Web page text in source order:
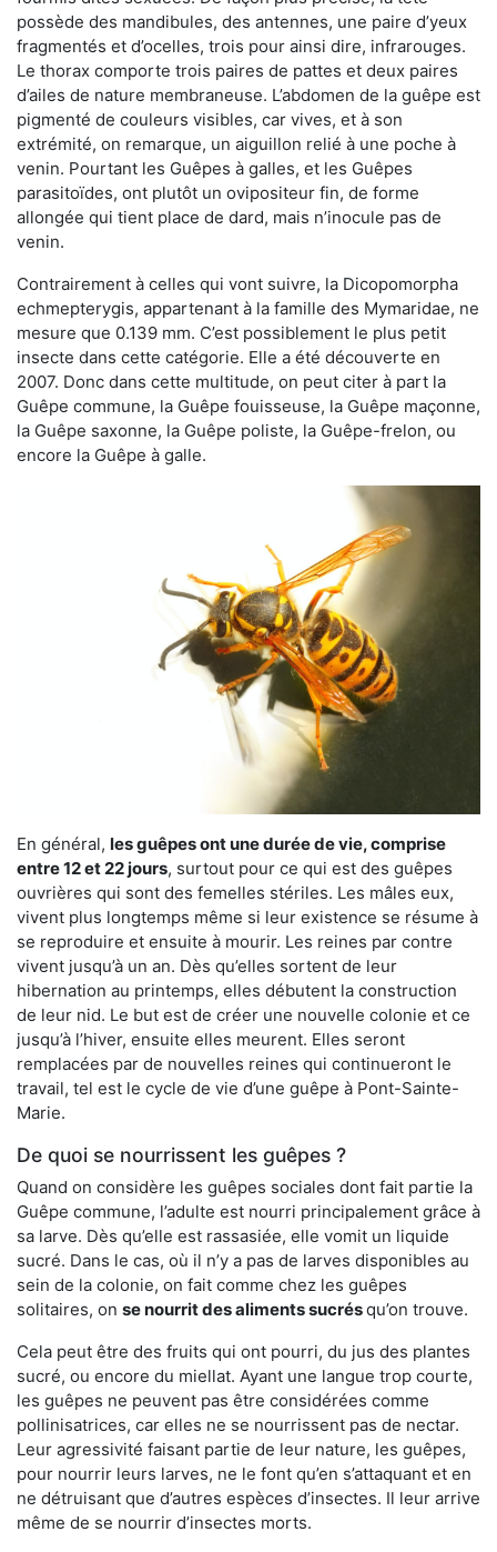
possède des mandibules, des antennes, une paire d’yeux
fragmentés et d’ocelles, trois pour ainsi dire, infrarouges.
Le thorax comporte trois paires de pattes et deux paires
d’ailes de nature membraneuse. L’abdomen de la guêpe est
pigmenté de couleurs visibles, car vives, et à son
extrémité, on remarque, un aiguillon relié à une poche à
venin. Pourtant les Guêpes à galles, et les Guêpes
parasitoïdes, ont plutôt un ovipositeur fin, de forme
allongée qui tient place de dard, mais n’inocule pas de
venin.
Contrairement à celles qui vont suivre, la Dicopomorpha
echmepterygis, appartenant à la famille des Mymaridae, ne
mesure que 0.139 mm. C’est possiblement le plus petit
insecte dans cette catégorie. Elle a été découverte en
2007. Donc dans cette multitude, on peut citer à part la
Guêpe commune, la Guêpe fouisseuse, la Guêpe maçonne,
la Guêpe saxonne, la Guêpe poliste, la Guêpe-frelon, ou
encore la Guêpe à galle.
En général, les guêpes ont une durée de vie, comprise
entre 12 et 22 jours, surtout pour ce qui est des guêpes
ouvrières qui sont des femelles stériles. Les mâles eux,
vivent plus longtemps même si leur existence se résume à
se reproduire et ensuite à mourir. Les reines par contre
vivent jusqu’à un an. Dès qu’elles sortent de leur
hibernation au printemps, elles débutent la construction
de leur nid. Le but est de créer une nouvelle colonie et ce
jusqu’à l’hiver, ensuite elles meurent. Elles seront
remplacées par de nouvelles reines qui continueront le
travail, tel est le cycle de vie d’une guêpe à Pont-Sainte-
Marie.
De quoi se nourrissent les guêpes ?
Quand on considère les guêpes sociales dont fait partie la
Guêpe commune, l’adulte est nourri principalement grâce à
sa larve. Dès qu’elle est rassasiée, elle vomit un liquide
sucré. Dans le cas, où il n’y a pas de larves disponibles au
sein de la colonie, on fait comme chez les guêpes
solitaires, on se nourrit des aliments sucrésqu’on trouve.
Cela peut être des fruits qui ont pourri, du jus des plantes
sucré, ou encore du miellat. Ayant une langue trop courte,
les guêpes ne peuvent pas être considérées comme
pollinisatrices, car elles ne se nourrissent pas de nectar.
Leur agressivité faisant partie de leur nature, les guêpes,
pour nourrir leurs larves, ne le font qu’en s’attaquant et en
ne détruisant que d’autres espèces d’insectes. Il leur arrive
même de se nourrir d’insectes morts.